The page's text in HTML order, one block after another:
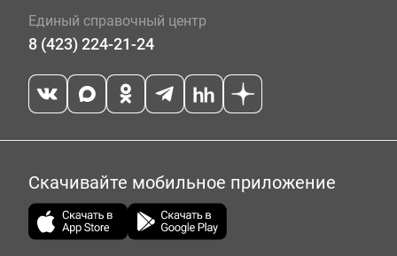
Единый справочный центр
8 (423) 224-21-24
Скачивайте мобильное приложение